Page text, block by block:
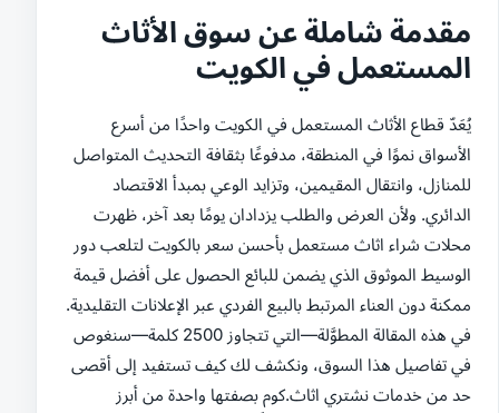
مقدمة شاملة عن سوق الأثاث
المستعمل في الكويت
يُعَدّ قطاع الأثاث المستعمل في الكويت واحدًا من أسرع
الأسواق نموًا في المنطقة، مدفوعًا بثقافة التحديث المتواصل
للمنازل، وانتقال المقيمين، وتزايد الوعي بمبدأ الاقتصاد
الدائري. ولأن العرض والطلب يزدادان يومًا بعد آخر، ظهرت
محلات شراء اثاث مستعمل بأحسن سعر بالكويت لتلعب دور
الوسيط الموثوق الذي يضمن للبائع الحصول على أفضل قيمة
ممكنة دون العناء المرتبط بالبيع الفردي عبر الإعلانات التقليدية.
في هذه المقالة المطوَّلة—التي تتجاوز 2500 كلمة—سنغوص
في تفاصيل هذا السوق، ونكشف لك كيف تستفيد إلى أقصى
حد من خدمات نشتري اثاث.كوم بصفتها واحدة من أبرز